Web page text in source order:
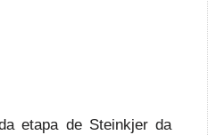
etapa de Steinkjer da